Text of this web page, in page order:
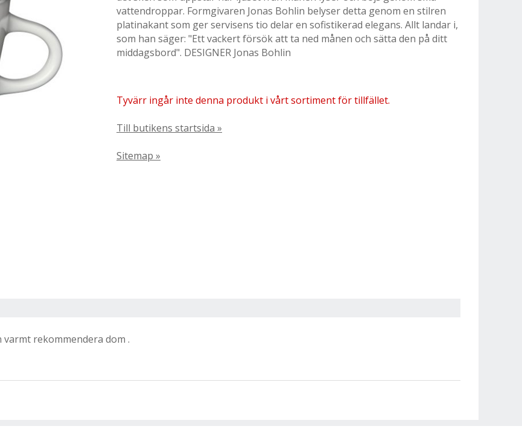
vattendroppar. Formgivaren Jonas Bohlin belyser detta genom en stilren
platinakant som ger servisens tio delar en sofistikerad elegans. Allt landar i,
som han säger: "Ett vackert försök att ta ned månen och sätta den på ditt
middagsbord". DESIGNER Jonas Bohlin
Tyvärr ingår inte denna produkt i vårt sortiment för tillfället.
Till butikens startsida »
Sitemap »
rekommendera dom .